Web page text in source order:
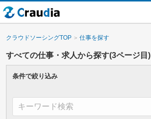
クラウドソーシングTOP 仕事を探す
すべての仕事・求人から探す(3ページ目)
条件で絞り込み